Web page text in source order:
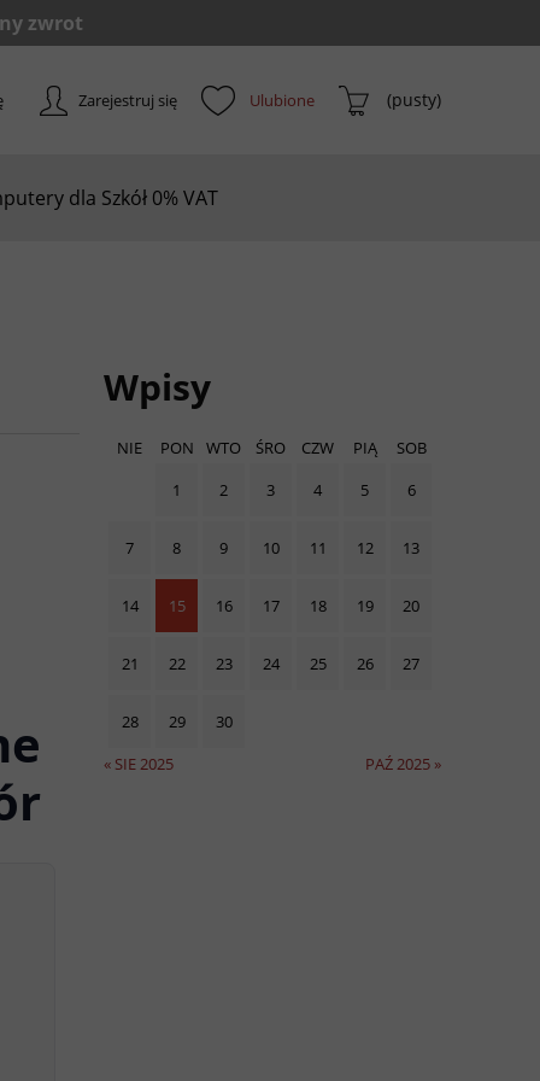
Zarejestruj się (pusty)
dla Szkół 0% VAT
Wpisy
NIE PON WTO ŚRO CZW PIĄ
SOB
1
2 3 4 5 6
7 8 9 10 11 12 13
14 15 16 17 18 19 20
21 22 23 24 25 26 27
28 29
30
« SIE 2025
PAŹ 2025 »